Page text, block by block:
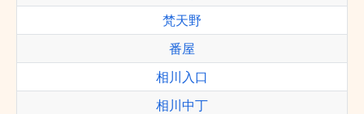
梵天野
番屋
相川入口
相川中丁